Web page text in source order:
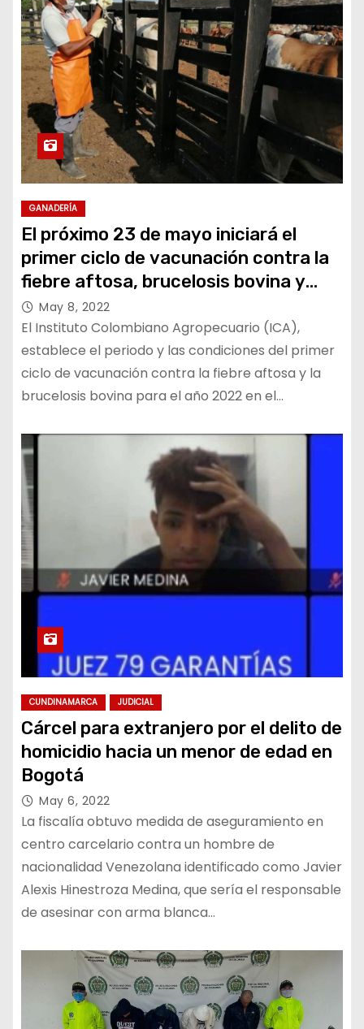
GANADERÍA
El próximo 23 de mayo iniciará el
primer ciclo de vacunación contra la
fiebre aftosa, brucelosis bovina y
rabia de origen silvestre
May 8, 2022
El Instituto Colombiano Agropecuario (ICA),
establece el periodo y las condiciones del primer
ciclo de vacunación contra la fiebre aftosa y la
brucelosis bovina para el año 2022 en el…
CUNDINAMARCA JUDICIAL
Cárcel para extranjero por el delito de
homicidio hacia un menor de edad en
Bogotá
May 6, 2022
La fiscalía obtuvo medida de aseguramiento en
centro carcelario contra un hombre de
nacionalidad Venezolana identificado como Javier
Alexis Hinestroza Medina, que sería el responsable
de asesinar con arma blanca…